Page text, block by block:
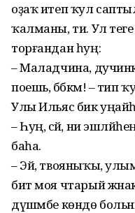
оҙаҡ итеп ҡул
ҡалманы, ти. Ул
торғандан һуң:
– Маладчина,
поешь, бәбкәм! – тип
Улы Ильяс бик
– Һуң, әсәй, ни
баһа.
– Эй, твояныҡы,
бит моя чтарый
дүшәмбе көндө